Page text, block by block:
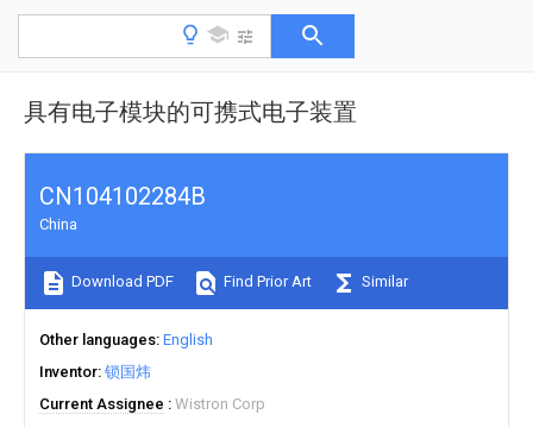
具有电子模块的可携式电子装置
CN104102284B
China
Download PDF Find Prior Art Similar
Other languages English
Inventor 锁国炜
Current Assignee
Wistron Corp